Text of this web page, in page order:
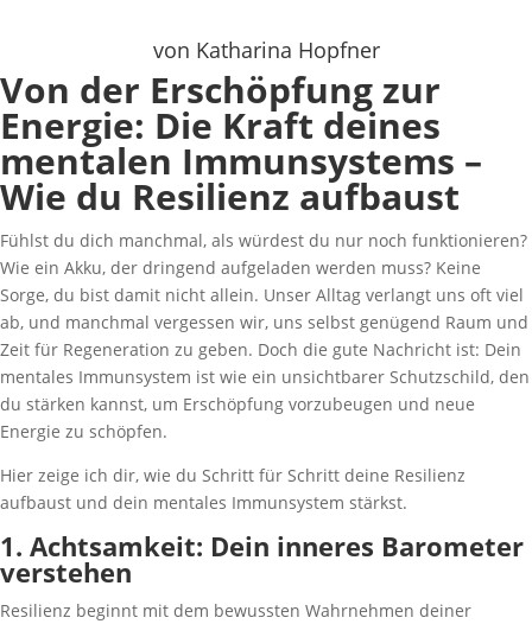
von Katharina Hopfner
Von der Erschöpfung zur
Energie: Die Kraft deines
mentalen Immunsystems –
Wie du Resilienz aufbaust
Fühlst du dich manchmal, als würdest du nur noch funktionieren?
Wie ein Akku, der dringend aufgeladen werden muss? Keine
Sorge, du bist damit nicht allein. Unser Alltag verlangt uns oft viel
ab, und manchmal vergessen wir, uns selbst genügend Raum und
Zeit für Regeneration zu geben. Doch die gute Nachricht ist: Dein
mentales Immunsystem ist wie ein unsichtbarer Schutzschild, den
du stärken kannst, um Erschöpfung vorzubeugen und neue
Energie zu schöpfen.
Hier zeige ich dir, wie du Schritt für Schritt deine Resilienz
aufbaust und dein mentales Immunsystem stärkst.
1. Achtsamkeit: Dein inneres Barometer
verstehen
Resilienz beginnt mit dem bewussten Wahrnehmen deiner